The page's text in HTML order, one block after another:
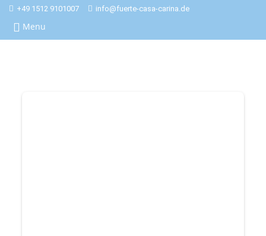
+49 1512 9101007 info@fuerte-casa-carina.de
Menu